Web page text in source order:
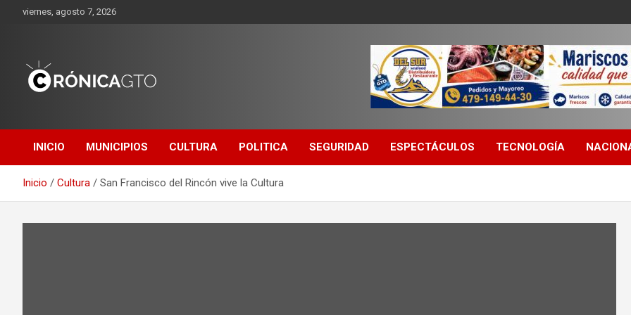
viernes, agosto 7, 2026
GUANAJUATO
INICIO MUNICIPIOS CULTURA POLITICA SEGURIDAD ESPECTÁCULOS TECNOLOGÍA
Inicio Cultura San Francisco del Rincón vive la Cultura